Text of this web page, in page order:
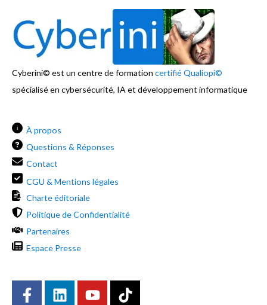
Cyberini© est un centre de formation certifié Qualiopi©
spécialisé en cybersécurité, IA et développement informatique
i
À propos
Questions & Réponses
Contact
CGU & Mentions légales
Charte éditoriale
Politique de Confidentialité
Partenaires
Espace Presse